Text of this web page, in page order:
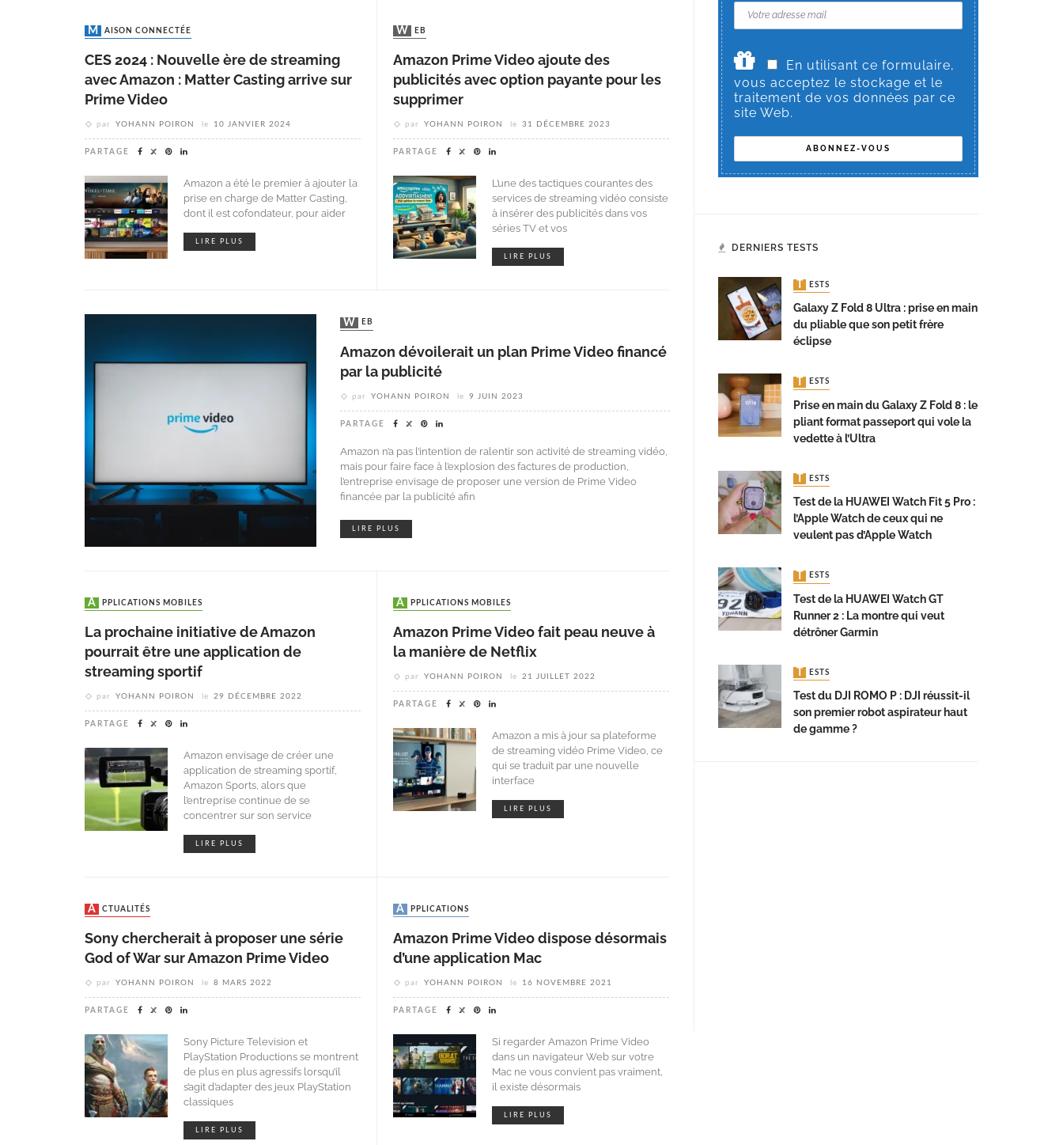
MAISON CONNECTÉE
CES 2024 : Nouvelle ère de streaming
avec Amazon : Matter Casting arrive sur
Prime Video
par YOHANN POIRON le 10 JANVIER 2024
PARTAGE
Amazon a été le premier à ajouter la
prise en charge de Matter Casting,
dont il est cofondateur, pour aider
LIRE PLUS
WEB
Amazon Prime Video ajoute des
publicités avec option payante pour les
supprimer
par YOHANN POIRON le 31 DÉCEMBRE 2023
PARTAGE
L’une des tactiques courantes des
services de streaming vidéo consiste
à insérer des publicités dans vos
séries TV et vos
LIRE PLUS
WEB
Amazon dévoilerait un plan Prime Video financé
par la publicité
par YOHANN POIRON le 9 JUIN 2023
PARTAGE
Amazon n’a pas l’intention de ralentir son activité de streaming vidéo,
mais pour faire face à l’explosion des factures de production,
l’entreprise envisage de proposer une version de Prime Video
financée par la publicité afin
LIRE PLUS
APPLICATIONS MOBILES
La prochaine initiative de Amazon
pourrait être une application de
streaming sportif
par YOHANN POIRON le 29 DÉCEMBRE 2022
PARTAGE
Amazon envisage de créer une
application de streaming sportif,
Amazon Sports, alors que
l’entreprise continue de se
concentrer sur son service
LIRE PLUS
APPLICATIONS MOBILES
Amazon Prime Video fait peau neuve à
la manière de Netflix
par YOHANN POIRON le 21 JUILLET 2022
PARTAGE
Amazon a mis à jour sa plateforme
de streaming vidéo Prime Video, ce
qui se traduit par une nouvelle
interface
LIRE PLUS
ACTUALITÉS
Sony chercherait à proposer une série
God of War sur Amazon Prime Video
par YOHANN POIRON le 8 MARS 2022
PARTAGE
Sony Picture Television et
PlayStation Productions se montrent
de plus en plus agressifs lorsqu’il
s’agit d’adapter des jeux PlayStation
classiques
LIRE PLUS
APPLICATIONS
Amazon Prime Video dispose désormais
d’une application Mac
par YOHANN POIRON le 16 NOVEMBRE 2021
PARTAGE
Si regarder Amazon Prime Video
dans un navigateur Web sur votre
Mac ne vous convient pas vraiment,
il existe désormais
LIRE PLUS
En utilisant ce formulaire,
vous acceptez le stockage et le
traitement de vos données par ce
site Web.
DERNIERS TESTS
TESTS
Galaxy Z Fold 8 Ultra : prise en main
du pliable que son petit frère
éclipse
TESTS
Prise en main du Galaxy Z Fold 8 : le
pliant format passeport qui vole la
vedette à l’Ultra
TESTS
Test de la HUAWEI Watch Fit 5 Pro :
l’Apple Watch de ceux qui ne
veulent pas d’Apple Watch
TESTS
Test de la HUAWEI Watch GT
Runner 2 : La montre qui veut
détrôner Garmin
TESTS
Test du DJI ROMO P : DJI réussit-il
son premier robot aspirateur haut
de gamme ?